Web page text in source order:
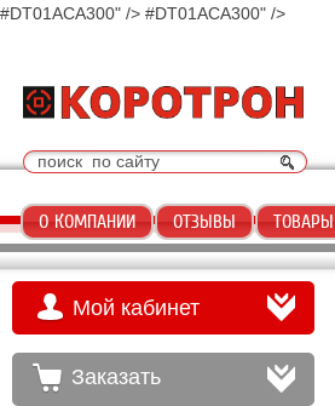
#DT01ACA300" /> #DT01ACA300" />
О КОМПАНИИ ОТЗЫВЫ ТОВАРЫ
Мой кабинет
Заказать